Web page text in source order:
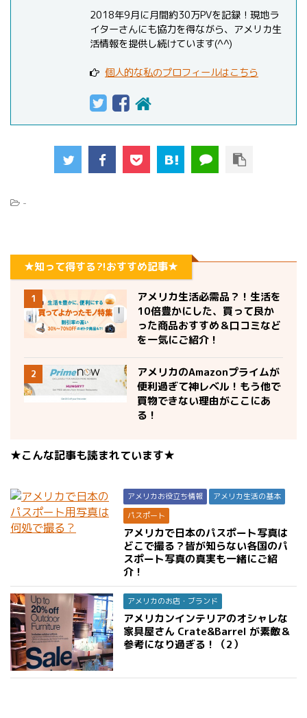
2018年9月に月間約30万PVを記録！現地ラ
イターさんにも協力を得ながら、アメリカ生
活情報を提供し続けています(^^)
個人的な私のプロフィールはこちら
-
★知って得する?!おすすめ記事★
1
アメリカ生活必需品？！生活を
10倍豊かにした、買って良か
った商品おすすめ＆口コミなど
を一気にご紹介！
2
アメリカのAmazonプライムが
便利過ぎて神レベル！もう他で
買物できない理由がここにあ
る！
★こんな記事も読まれています★
アメリカお役立ち情報
アメリカ生活の基本
パスポート
アメリカで日本のパスポート写真は
どこで撮る？皆が知らない各国のパ
スポート写真の真実も一緒にご紹
介！
アメリカのお店・ブランド
アメリカンインテリアのオシャレな
家具屋さん Crate&Barrel が素敵＆
参考になり過ぎる！（2）